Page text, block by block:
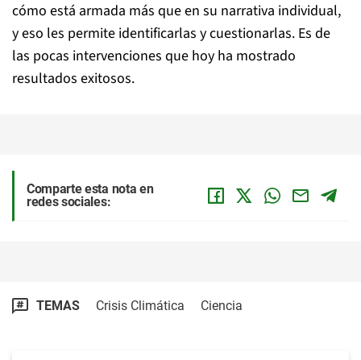
cómo está armada más que en su narrativa individual,
y eso les permite identificarlas y cuestionarlas. Es de
las pocas intervenciones que hoy ha mostrado
resultados exitosos.
Comparte esta nota en
redes sociales:
TEMAS Crisis Climática Ciencia